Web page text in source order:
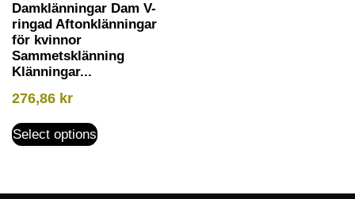
Damklänningar Dam V-
ringad Aftonklänningar
för kvinnor
Sammetsklänning
Klänningar...
276,86 kr
Select options